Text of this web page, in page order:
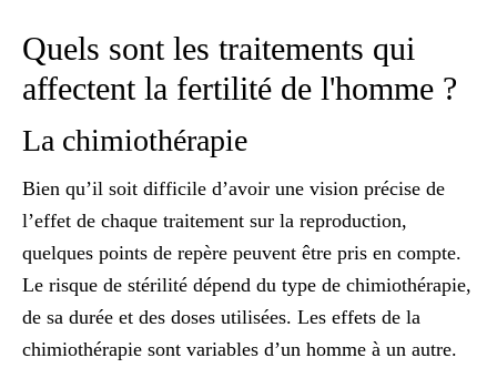
Quels sont les traitements qui
affectent la fertilité de l'homme ?
La chimiothérapie
Bien qu’il soit difficile d’avoir une vision précise de
l’effet de chaque traitement sur la reproduction,
quelques points de repère peuvent être pris en compte.
Le risque de stérilité dépend du type de chimiothérapie,
de sa durée et des doses utilisées. Les effets de la
chimiothérapie sont variables d’un homme à un autre.